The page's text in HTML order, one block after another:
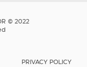
© 2022
PRIVACY POLICY